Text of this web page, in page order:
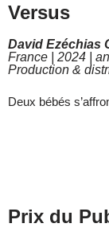
Versus
David Ezéchias
France | 2024 |
Production &
Deux bébés
Prix du